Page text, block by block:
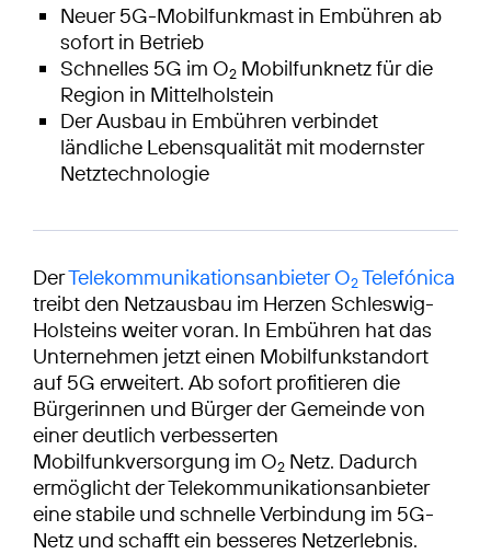
Neuer 5G-Mobilfunkmast in Embühren ab
sofort in Betrieb
Schnelles 5G im O2 Mobilfunknetz für die
Region in Mittelholstein
Der Ausbau in Embühren verbindet
ländliche Lebensqualität mit modernster
Netztechnologie
DerTelekommunikationsanbieter O2Telefónica
treibt den Netzausbau im Herzen Schleswig-
Holsteins weiter voran. In Embühren hat das
Unternehmen jetzt einen Mobilfunkstandort
auf 5G erweitert. Ab sofort profitieren die
Bürgerinnen und Bürger der Gemeinde von
einer deutlich verbesserten
Mobilfunkversorgung im O2 Netz. Dadurch
ermöglicht der Telekommunikationsanbieter
eine stabile und schnelle Verbindung im 5G-
Netz und schafft ein besseres Netzerlebnis.